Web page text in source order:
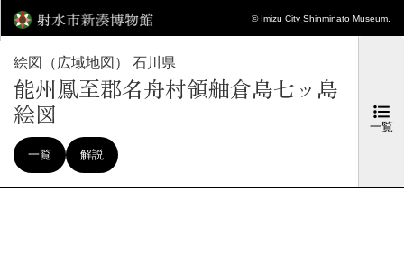
© Imizu City Shinminato Museum.
絵図（広域地図） 石川県
能州鳳至郡名舟村領舳倉島七ッ島
絵図
一覧 解説
一覧